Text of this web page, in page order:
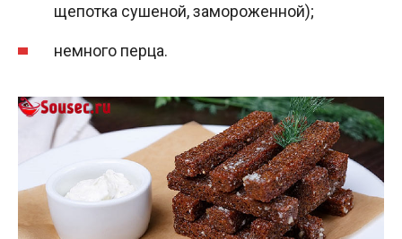
щепотка сушеной, замороженной);
немного перца.